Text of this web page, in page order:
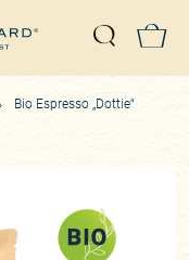
Suche
Bio Espresso „Dottie“